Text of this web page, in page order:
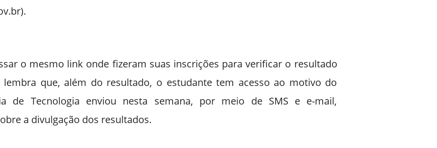
o mesmo link onde fizeram suas inscrições para verificar o resultado
que, além do resultado, o estudante tem acesso ao motivo do
de Tecnologia enviou nesta semana, por meio de SMS e e-mail,
a divulgação dos resultados.